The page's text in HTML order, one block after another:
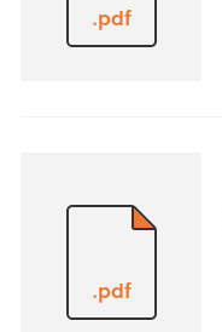
.pdf
.pdf